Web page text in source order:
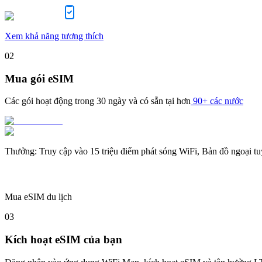
Xem khả năng tương thích
02
Mua gói eSIM
Các gói hoạt động trong 30 ngày và có sẵn tại hơn 90+ các nước
Thưởng: Truy cập vào 15 triệu điểm phát sóng WiFi, Bản đồ ngoại
Mua eSIM du lịch
03
Kích hoạt eSIM của bạn